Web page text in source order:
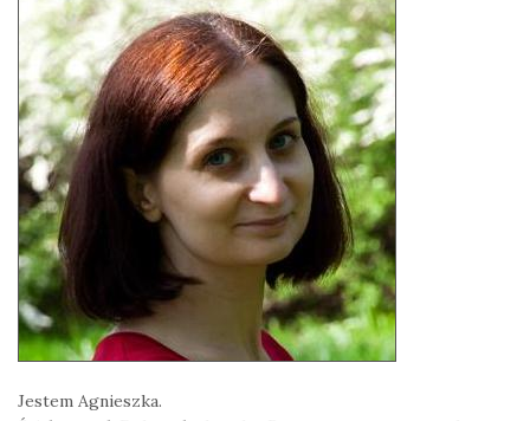
Jestem Agnieszka.